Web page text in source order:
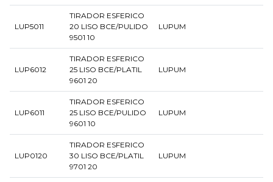
LUP5011
TIRADOR ESFERICO
20 LISO BCE/PULIDO
9501 10
LUPUM
LUP6012
TIRADOR ESFERICO
25 LISO BCE/PLATIL
9601 20
LUPUM
LUP6011
TIRADOR ESFERICO
25 LISO BCE/PULIDO
9601 10
LUPUM
LUP0120
TIRADOR ESFERICO
30 LISO BCE/PLATIL
9701 20
LUPUM